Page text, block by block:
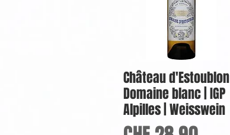
Château d'Estoublon
Domaine blanc | IGP
Alpilles | Weisswein